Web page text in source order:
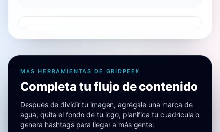
MÁS HERRAMIENTAS DE GRIDPEEK
Completa tu flujo de contenido
Después de dividir tu imagen, agrégale una marca de
agua, quita el fondo de tu logo, planifica tu cuadrícula o
genera hashtags para llegar a más gente.